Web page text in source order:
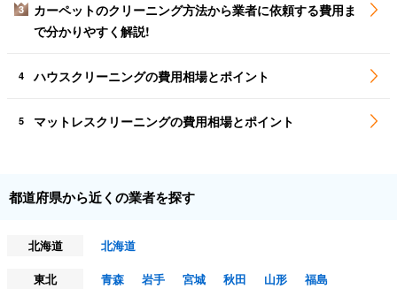
3
カーペットのクリーニング方法から業者に依頼する費用ま
で分かりやすく解説!
4 ハウスクリーニングの費用相場とポイント
5 マットレスクリーニングの費用相場とポイント
都道府県から近くの業者を探す
北海道
北海道
東北
青森 岩手 宮城 秋田 山形
福島